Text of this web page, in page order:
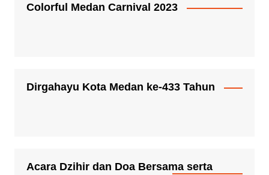
Colorful Medan Carnival 2023
Dirgahayu Kota Medan ke-433 Tahun
Acara Dzihir dan Doa Bersama serta